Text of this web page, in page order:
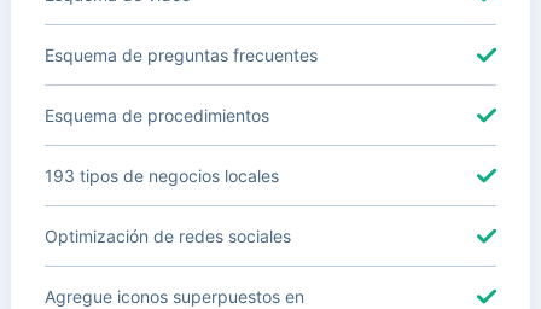
Esquema de preguntas frecuentes
Esquema de procedimientos
193 tipos de negocios locales
Optimización de redes sociales
Agregue iconos superpuestos en